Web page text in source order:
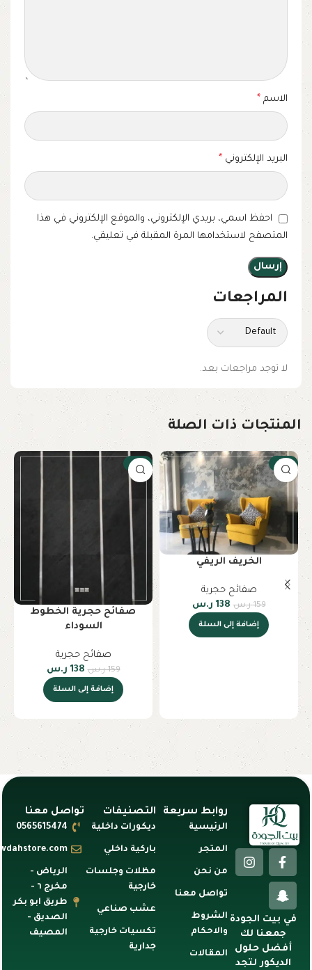
المراجعات
لا توجد مراجعات بعد.
الاسم *
البريد الإلكتروني *
احفظ اسمي، بريدي الإلكتروني، والموقع الإلكتروني في هذا
المتصفح لاستخدامها المرة المقبلة في تعليقي.
المنتجات ذات الصلة
-13%
الخريف الريفي
صفائح حجرية
159 ر.س 138 ر.س
إضافة إلى السلة
-13%
صفائح حجرية الخطوط
السوداء
صفائح حجرية
159 ر.س 138 ر.س
إضافة إلى السلة
في بيت الجودة
جمعنا لك
أفضل حلول
الديكور لتجد
روابط سريعة
الرئيسية
المتجر
من نحن
تواصل معنا
الشروط
والاحكام
المقالات
التصنيفات
ديكورات داخلية
باركية داخلي
مظلات وجلسات
خارجية
عشب صناعي
تكسيات خارجية
جدارية
تواصل معنا
0565615474
الرياض -
مخرج ٦ -
طريق ابو بكر
الصديق -
المصيف